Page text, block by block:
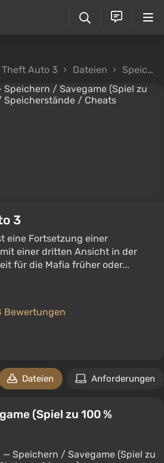
Theft Auto 3 Dateien Speicherstände
3
eine Fortsetzung einer
einer dritten Ansicht in der
für die Mafia früher oder...
Bewertungen
Dateien Anforderungen
(Spiel zu 100 %